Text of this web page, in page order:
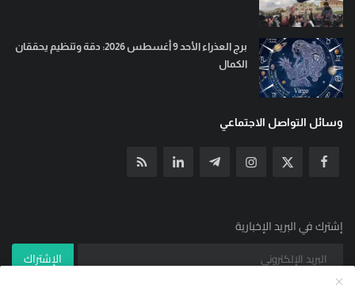
برج العذراء الأحد 9 أغسطس 2026: دقة وتنظيم يحققان
الكمال
وسائل التواصل الاجتماعي
إشترك في البريد الإخبارية
الإشتراك